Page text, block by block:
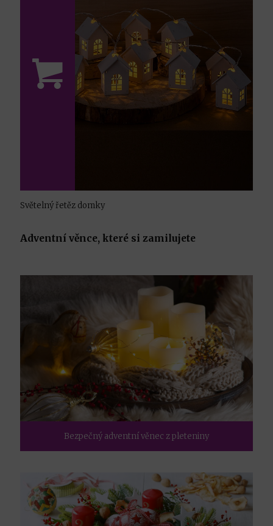
Světelný řetěz domky
Adventní věnce, které si zamilujete
Bezpečný adventní věnec z pleteniny